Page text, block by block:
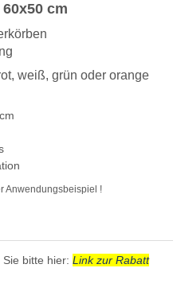
cm
weiß, grün oder orange
Anwendungsbeispiel !
bitte hier: Link zur Rabatt